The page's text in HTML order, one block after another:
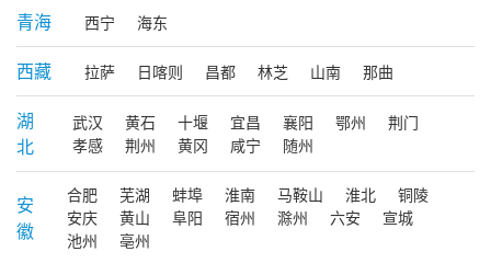
青海 西宁 海东
西藏 拉萨 日喀则 昌都 林芝 山南 那曲
湖
北
武汉 黄石 十堰 宜昌 襄阳 鄂州
荆门
孝感
荆州 黄冈 咸宁 随州
安
徽
合肥 芜湖 蚌埠 淮南 马鞍山 淮北
铜陵
安庆
黄山 阜阳 宿州 滁州 六安
宣城
池州
亳州